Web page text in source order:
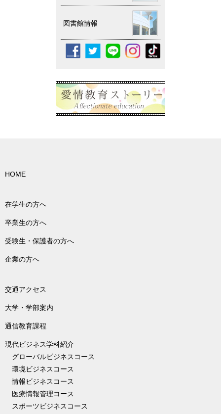
図書館情報
HOME
在学生の方へ
卒業生の方へ
受験生・保護者の方へ
企業の方へ
交通アクセス
大学・学部案内
通信教育課程
現代ビジネス学科紹介
グローバルビジネスコース
環境ビジネスコース
情報ビジネスコース
医療情報管理コース
スポーツビジネスコース